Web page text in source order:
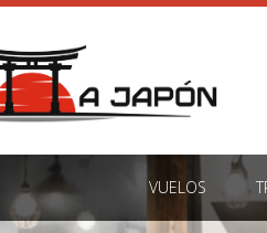
VUELOS
VUELOS